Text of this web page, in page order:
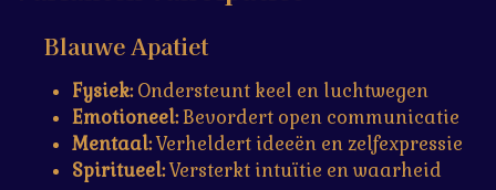
Blauwe Apatiet
Fysiek:Ondersteunt keel en luchtwegen
Emotioneel:Bevordert open communicatie
Mentaal:Verheldert ideeën en zelfexpressie
Spiritueel:Versterkt intuïtie en waarheid